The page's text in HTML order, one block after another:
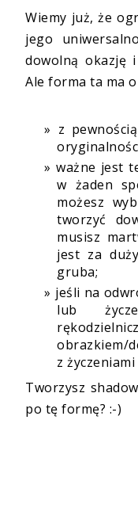
Wiemy już, że
jego
dowolną okazję
Ale forma ta ma
z
ważne jest
w żaden
możesz
tworzyć
musisz
jest za
gruba;
jeśli na
lub
obrazkiem/
z
Tworzysz
po tę formę? :-)